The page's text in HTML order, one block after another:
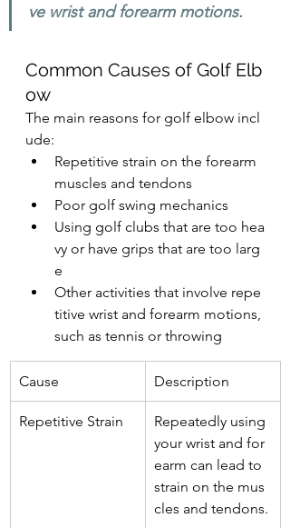
ve wrist and forearm motions.
Common Causes of Golf Elb
ow
The main reasons for golf elbow incl
ude:
Repetitive strain on the forearm
muscles and tendons
Poor golf swing mechanics
Using golf clubs that are too hea
vy or have grips that are too larg
e
Other activities that involve repe
titive wrist and forearm motions,
such as tennis or throwing
Cause Description
Repetitive Strain
Repeatedly using
your wrist and for
earm can lead to
strain on the mus
cles and tendons.